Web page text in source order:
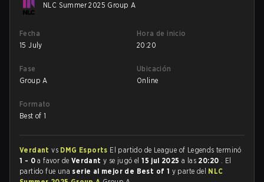
NLC Summer 2025 Group A
Fecha
15 July
Hora de inicio
20:20
Fase
Group A
Ubicación
Online
Formato
Best of 1
Verdantvs DMG Esports El partido de League of Legends terminó
1 - 0 a favor de Verdanty se jugó el15 jul 2025a las 20:20 . El
partido fue una serie al mejor de Best of 1 y parte del NLC